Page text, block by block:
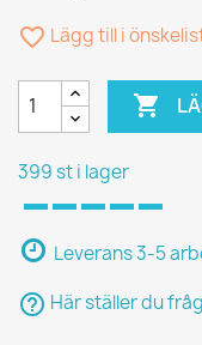
favorite_border Lägg till i

399 st i lager
Leverans 3-5
help_outline Här ställer du